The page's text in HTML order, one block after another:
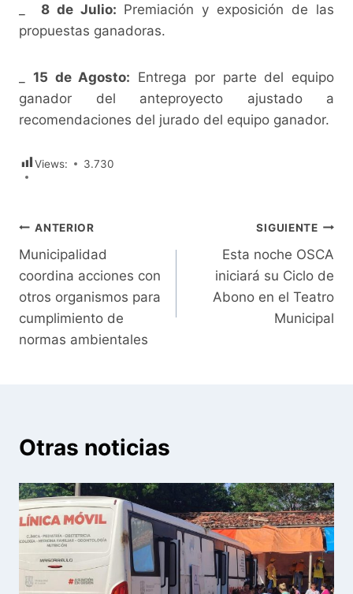
8 de Julio: Premiación y exposición de las
propuestas ganadoras.
15 de Agosto: Entrega por parte del equipo
ganador del anteproyecto ajustado a
recomendaciones del jurado del equipo ganador.
Views: 3.730
Navegación
de
entradas
ANTERIOR
Municipalidad
coordina acciones con
otros organismos para
cumplimiento de
normas ambientales
SIGUIENTE
Esta noche OSCA
iniciará su Ciclo de
Abono en el Teatro
Municipal
Otras noticias